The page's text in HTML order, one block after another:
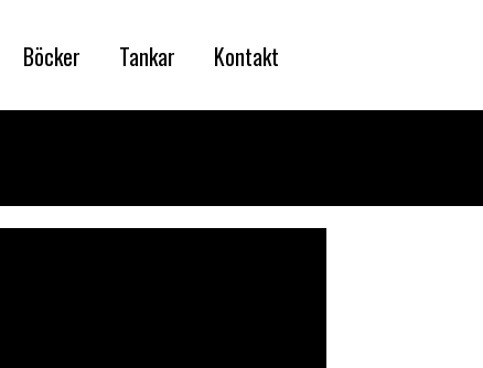
Böcker Tankar Kontakt